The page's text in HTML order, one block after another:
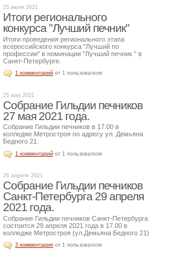
25 июня 2021
Итоги регионального
конкурса "Лучший печник"
Итоги проведения регионального этапа
всероссийского конкурса "Лучший по
профессии" в номинации "Лучший печник " в
Санкт-Петербурге.
1 комментарий от 1 пользователя
25 мая 2021
Собрание Гильдии печников
27 мая 2021 года.
Собрание Гильдии печников в 17.00 в
колледже Метростроя по адресу ул. Демьяна
Бедного 21.
1 комментарий от 1 пользователя
26 апреля 2021
Собрание Гильдии печников
Санкт-Петербурга 29 апреля
2021 года.
Собрание Гильдии печников Санкт-Петербурга
состоится 29 апреля 2021 года в 17.00 в
колледже Метростроя (ул.Демьяна Бедного 21)
3 комментария от 1 пользователя